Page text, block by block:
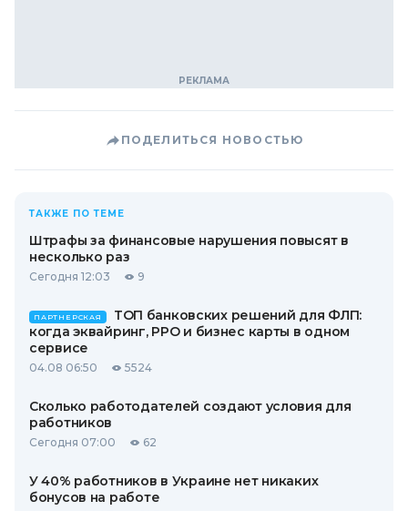
ПОДЕЛИТЬСЯ НОВОСТЬЮ
ТАКЖЕ ПО ТЕМЕ
Штрафы за финансовые нарушения повысят в
несколько раз
Сегодня 12:03 9
ПАРТНЕРСКАЯ
ТОП банковских решений для ФЛП:
когда эквайринг, РРО и бизнес карты в одном
сервисе
04.08 06:50 5524
Сколько работодателей создают условия для
работников
Сегодня 07:00 62
У 40% работников в Украине нет никаких
бонусов на работе